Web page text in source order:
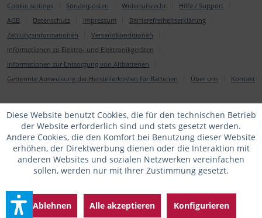
Cookie settings
Sonderposten Widerrufsrecht
Hilfe / Support
AGB
Datenschutz Impressum
Barrierefreiheitserklärung
Zahlungsinformationen
Versandkonditionen
Informationen zu Elektro- und Elektronikgeräten
Informationen zur Entsorgung von Altbatterien
Getrennte Ausweisung der Herstellerkosten für Batterien
Über uns Kontakt
Diese Website benutzt Cookies, die für den technischen Betrieb
der Website erforderlich sind und stets gesetzt werden.
Andere Cookies, die den Komfort bei Benutzung dieser Website
erhöhen, der Direktwerbung dienen oder die Interaktion mit
anderen Websites und sozialen Netzwerken vereinfachen
sollen, werden nur mit Ihrer Zustimmung gesetzt.
Ablehnen Alle akzeptieren Konfigurieren